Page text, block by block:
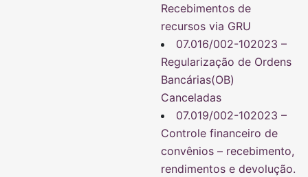
Recebimentos de
recursos via GRU
07.016/002-102023 –
Regularização de Ordens
Bancárias(OB)
Canceladas
07.019/002-102023 –
Controle financeiro de
convênios – recebimento,
rendimentos e devolução.